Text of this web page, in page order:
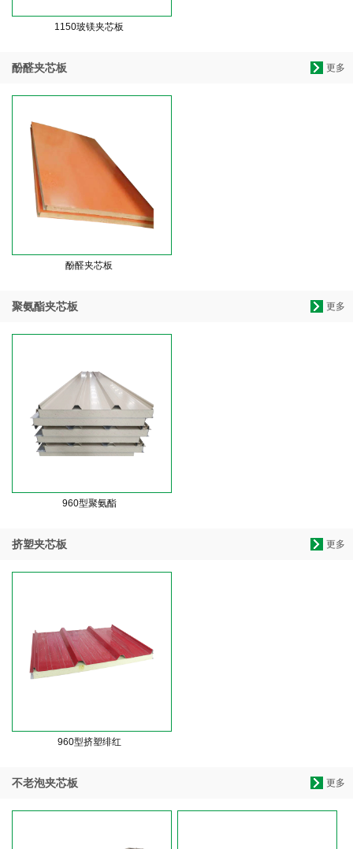
1150玻镁夹芯板
更多
酚醛夹芯板
酚醛夹芯板
更多
聚氨酯夹芯板
960型聚氨酯
更多
挤塑夹芯板
960型挤塑绯红
更多
不老泡夹芯板